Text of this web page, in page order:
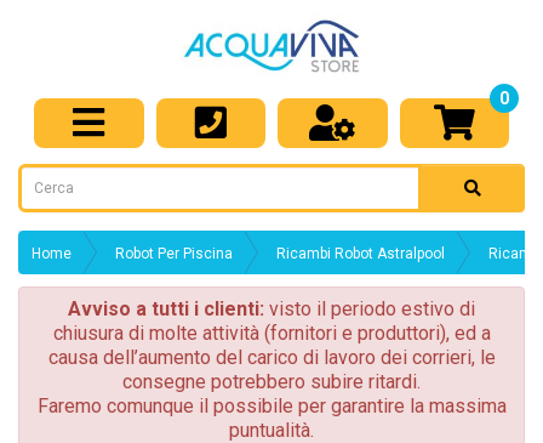
0
Home Robot Per Piscina Ricambi Robot Astralpool
Avviso a tutti i clienti: visto il periodo estivo di
chiusura di molte attività (fornitori e produttori), ed a
causa dell’aumento del carico di lavoro dei corrieri, le
consegne potrebbero subire ritardi.
Faremo comunque il possibile per garantire la massima
puntualità.